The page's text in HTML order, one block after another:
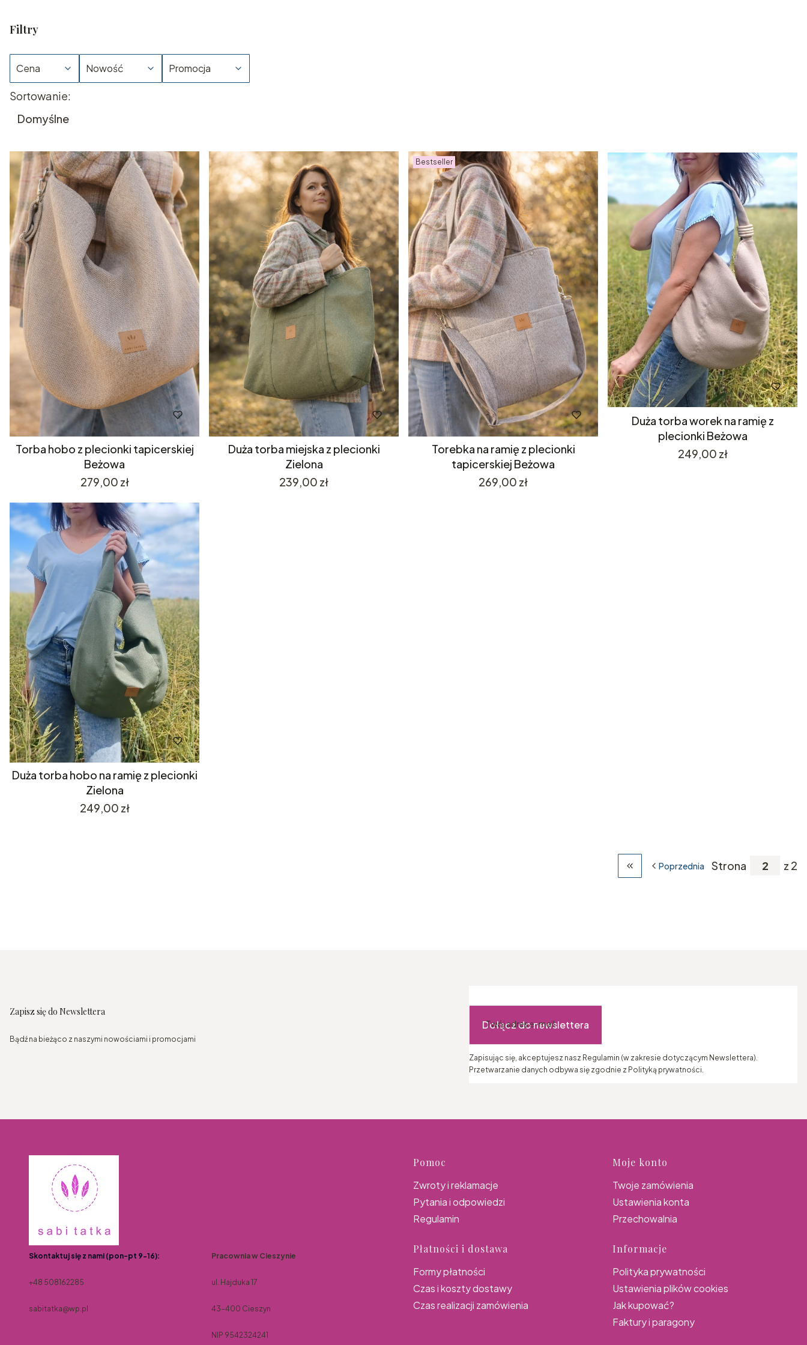
Filtry
Cena Nowość Promocja
Koniec filtrów
Lista produktów
Sortowanie:
Domyślne
Torba hobo z plecionki tapicerskiej
Beżowa
Cena
279,00 zł
Duża torba miejska z plecionki
Zielona
Cena
239,00 zł
Bestseller
Torebka na ramię z plecionki
tapicerskiej Beżowa
Cena
269,00 zł
Duża torba worek na ramię z
plecionki Beżowa
Cena
249,00 zł
Duża torba hobo na ramię z plecionki
Zielona
Cena
249,00 zł
Wróć do pierwszej strony z produktami
Poprzednia Strona z 2
Zapisz się do Newslettera
Bądź na bieżąco z naszymi nowościami i promocjami
Twój adres e-mail
Dołącz do newslettera
Zapisując się, akceptujesz nasz Regulamin (w zakresie dotyczącym Newslettera).
Przetwarzanie danych odbywa się zgodnie z Polityką prywatności.
Skontaktuj się z nami (pon-pt 9-16):
+48 508162285
sabitatka@wp.pl
Pracownia w Cieszynie
ul. Hajduka 17
43-400 Cieszyn
NIP 9542324241
Linki w stopce
Pomoc
Zwroty i reklamacje
Pytania i odpowiedzi
Regulamin
Moje konto
Twoje zamówienia
Ustawienia konta
Przechowalnia
Płatności i dostawa
Formy płatności
Czas i koszty dostawy
Czas realizacji zamówienia
Informacje
Polityka prywatności
Ustawienia plików cookies
Jak kupować?
Faktury i paragony